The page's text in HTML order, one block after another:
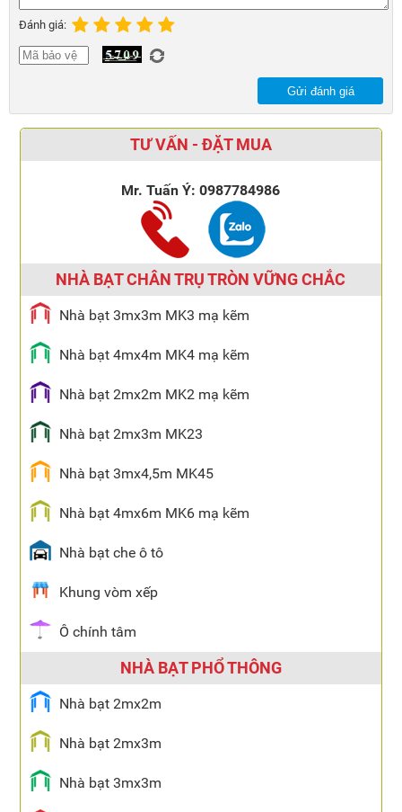
Đánh giá:
Gửi đánh giá
TƯ VẤN - ĐẶT MUA
Mr. Tuấn Ý:0987784986
NHÀ BẠT CHÂN TRỤ TRÒN VỮNG CHẮC
Nhà bạt 3mx3m MK3 mạ kẽm
Nhà bạt 4mx4m MK4 mạ kẽm
Nhà bạt 2mx2m MK2 mạ kẽm
Nhà bạt 2mx3m MK23
Nhà bạt 3mx4,5m MK45
Nhà bạt 4mx6m MK6 mạ kẽm
Nhà bạt che ô tô
Khung vòm xếp
Ô chính tâm
NHÀ BẠT PHỔ THÔNG
Nhà bạt 2mx2m
Nhà bạt 2mx3m
Nhà bạt 3mx3m